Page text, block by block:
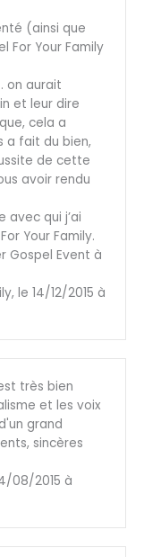
(ainsi que
For Your Family
on aurait
et leur dire
cela a
a fait du bien,
de cette
avoir rendu
avec qui j’ai
Your Family.
Gospel Event à
le 14/12/2015 à
très bien
et les voix
grand
sincères
08/2015 à